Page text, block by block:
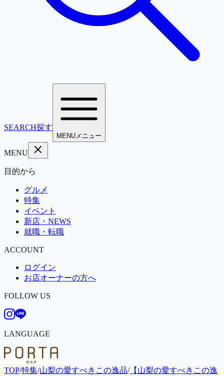
SEARCH探す
MENUメニュー
MENU
目的から
グルメ
特集
イベント
新店・NEWS
就職・転職
ACCOUNT
ログイン
お店オーナーの方へ
FOLLOW US
LANGUAGE
TOP/特集/山梨の愛すべきこの逸品/【山梨の愛すべきこの逸